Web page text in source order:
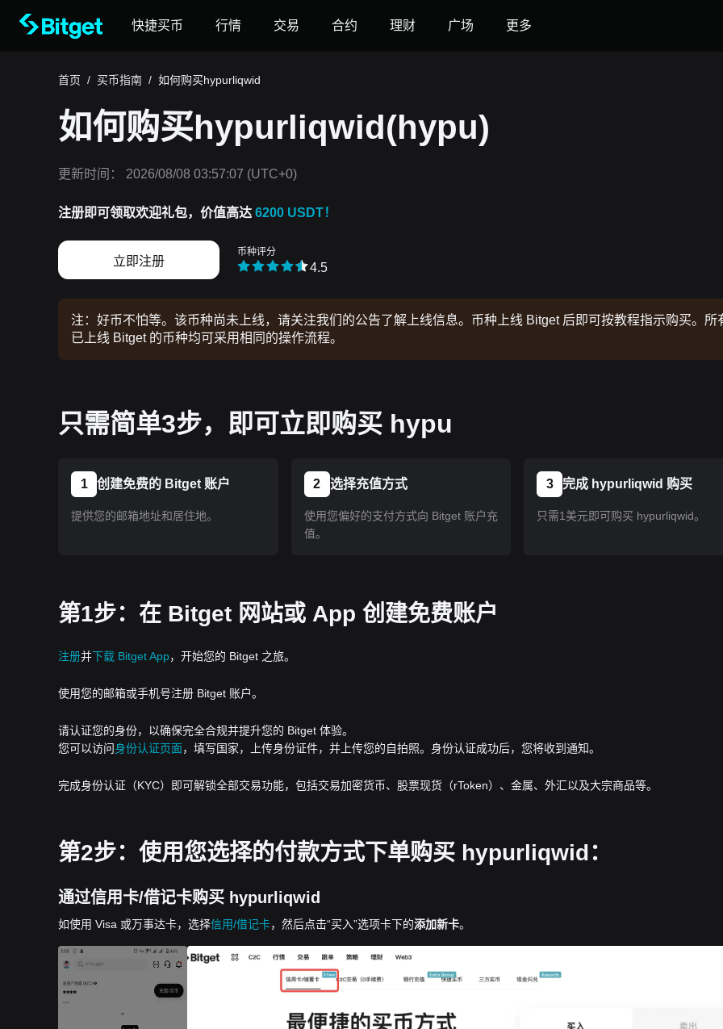
快捷买币 行情 交易 合约 理财 广场 更多
首页 / 买币指南 / 如何购买hypurliqwid
如何购买hypurliqwid(hypu)
更新时间： 2026/08/08 03:57:07 (UTC+0)
注册即可领取欢迎礼包，价值高达 6200 USDT！
立即注册
币种评分
4.5
注：好币不怕等。该币种尚未上线，请关注我们的公告了解上线信息。币种上线 Bitget 后即可按教程指示购买。所
已上线 Bitget 的币种均可采用相同的操作流程。
只需简单3步，即可立即购买 hypu
1 创建免费的 Bitget 账户
提供您的邮箱地址和居住地。
2 选择充值方式
使用您偏好的支付方式向 Bitget 账户充
值。
3 完成 hypurliqwid 购买
只需1美元即可购买 hypurliqwid。
第1步：在 Bitget 网站或 App 创建免费账户
注册并下载 Bitget App，开始您的 Bitget 之旅。
使用您的邮箱或手机号注册 Bitget 账户。
请认证您的身份，以确保完全合规并提升您的 Bitget 体验。
您可以访问身份认证页面，填写国家，上传身份证件，并上传您的自拍照。身份认证成功后，您将收到通知。
完成身份认证（KYC）即可解锁全部交易功能，包括交易加密货币、股票现货（rToken）、金属、外汇以及大宗商品等。
第2步：使用您选择的付款方式下单购买 hypurliqwid：
通过信用卡/借记卡购买 hypurliqwid
如使用 Visa 或万事达卡，选择信用/借记卡，然后点击“买入”选项卡下的添加新卡。